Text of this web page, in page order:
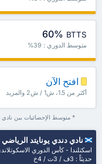
60% BTTS
متوسط الدوري : 39%
افتح الآن
أكثر من 1.5، ش1 / ش2 والمزيد
* متوسط الإحصائيات بين نادي
نادي دندي يونايتد الرياضي
اسكتلندا - كأس الدوري
حديثاً : 3ف / 3ت / 4خ